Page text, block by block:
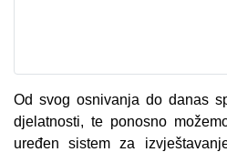
Od svog osnivanja do danas
djelatnosti, te ponosno
uređen sistem za